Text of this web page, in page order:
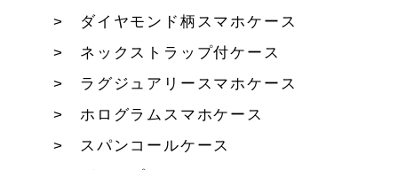
ダイヤモンド柄スマホケース
ネックストラップ付ケース
ラグジュアリースマホケース
ホログラムスマホケース
スパンコールケース